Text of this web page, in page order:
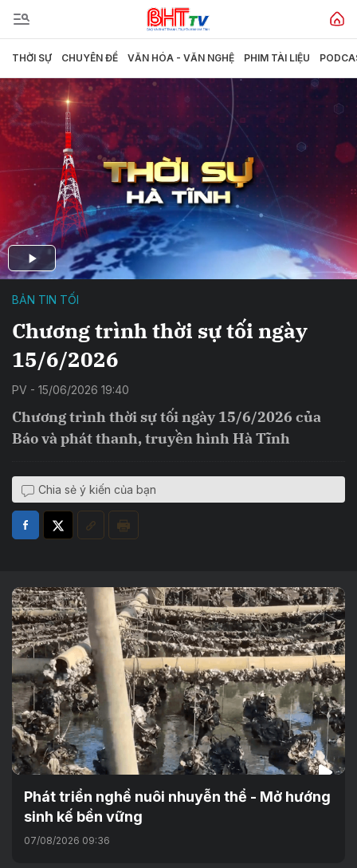
THỜI SỰ CHUYÊN ĐỀ VĂN HÓA - VĂN NGHỆ PHIM TÀI LIỆU
BẢN TIN TỐI
Chương trình thời sự tối ngày
15/6/2026
PV - 15/06/2026 19:40
Chương trình thời sự tối ngày 15/6/2026 của
Báo và phát thanh, truyền hình Hà Tĩnh
Chia sẻ ý kiến của bạn
Phát triển nghề nuôi nhuyễn thể - Mở hướng
sinh kế bền vững
07/08/2026 09:36